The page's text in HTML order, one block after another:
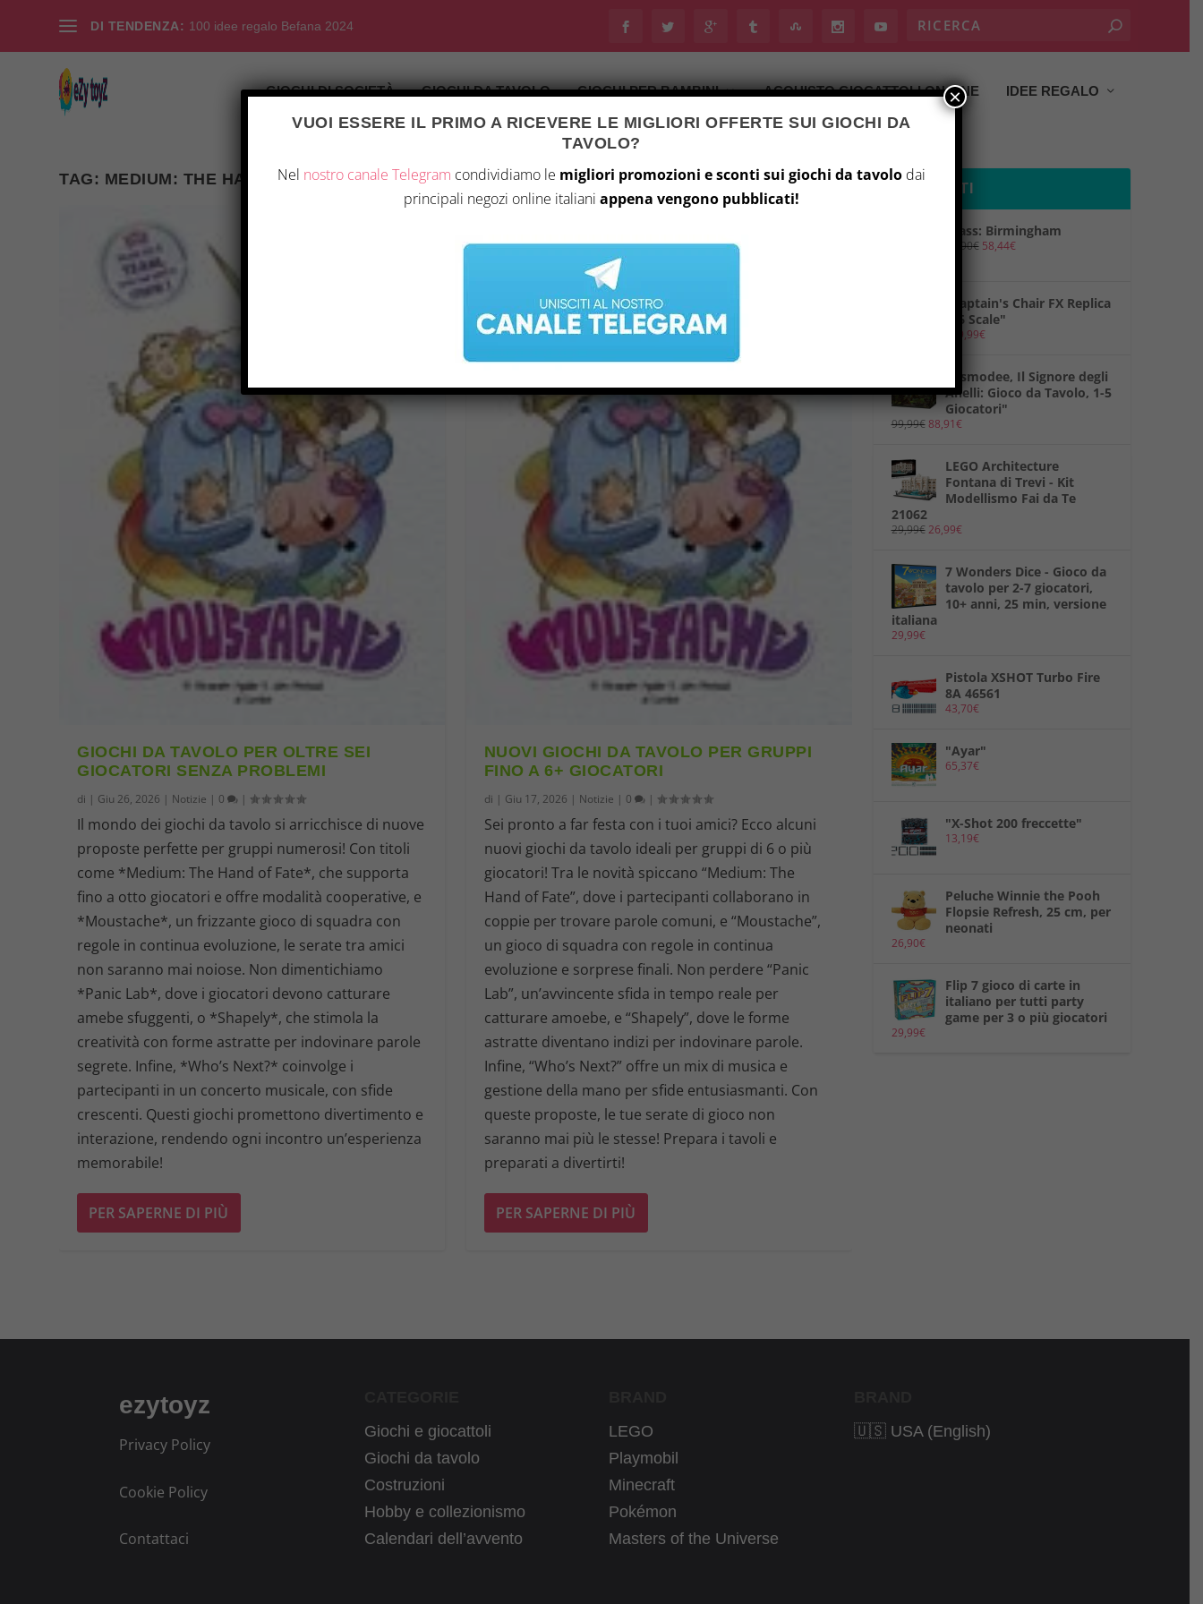
DI TENDENZA: 100 idee regalo Befana 2024
GIOCHI DI SOCIETÀ GIOCHI DA TAVOLO GIOCHI PER BAMBINI ACQUISTO GIOCATTOLI ON LINE IDEE REGALO
TAG: MEDIUM: THE HAND OF FATE
GIOCHI DA TAVOLO PER OLTRE SEI
GIOCATORI SENZA PROBLEMI
di | Giu 26, 2026 | Notizie | 0 |
Il mondo dei giochi da tavolo si arricchisce di nuove
proposte perfette per gruppi numerosi! Con titoli
come *Medium: The Hand of Fate*, che supporta
fino a otto giocatori e offre modalità cooperative, e
*Moustache*, un frizzante gioco di squadra con
regole in continua evoluzione, le serate tra amici
non saranno mai noiose. Non dimentichiamo
*Panic Lab*, dove i giocatori devono catturare
amebe sfuggenti, o *Shapely*, che stimola la
creatività con forme astratte per indovinare parole
segrete. Infine, *Who’s Next?* coinvolge i
partecipanti in un concerto musicale, con sfide
crescenti. Questi giochi promettono divertimento e
interazione, rendendo ogni incontro un’esperienza
memorabile!
PER SAPERNE DI PIÙ
NUOVI GIOCHI DA TAVOLO PER GRUPPI
FINO A 6+ GIOCATORI
di | Giu 17, 2026 | Notizie | 0 |
Sei pronto a far festa con i tuoi amici? Ecco alcuni
nuovi giochi da tavolo ideali per gruppi di 6 o più
giocatori! Tra le novità spiccano “Medium: The
Hand of Fate”, dove i partecipanti collaborano in
coppie per trovare parole comuni, e “Moustache”,
un gioco di squadra con regole in continua
evoluzione e sorprese finali. Non perdere “Panic
Lab”, un’avvincente sfida in tempo reale per
catturare amoebe, e “Shapely”, dove le forme
astratte diventano indizi per indovinare parole.
Infine, “Who’s Next?” offre un mix di musica e
gestione della mano per sfide entusiasmanti. Con
queste proposte, le tue serate di gioco non
saranno mai più le stesse! Prepara i tavoli e
preparati a divertirti!
PER SAPERNE DI PIÙ
PRODOTTI
Brass: Birmingham
69,90€ 58,44€
"Captain's Chair FX Replica
1/6 Scale"
149,99€
"Asmodee, Il Signore degli
Anelli: Gioco da Tavolo, 1-5
Giocatori"
99,99€ 88,91€
LEGO Architecture
Fontana di Trevi - Kit
Modellismo Fai da Te
21062
29,99€ 26,99€
7 Wonders Dice - Gioco da
tavolo per 2-7 giocatori,
10+ anni, 25 min, versione
italiana
29,99€
Pistola XSHOT Turbo Fire
8A 46561
43,70€
"Ayar"
65,37€
"X-Shot 200 freccette"
13,19€
Peluche Winnie the Pooh
Flopsie Refresh, 25 cm, per
neonati
26,90€
Flip 7 gioco di carte in
italiano per tutti party
game per 3 o più giocatori
29,99€
ezytoyz
Privacy Policy
Cookie Policy
Contattaci
Giochi e giocattoli
Giochi da tavolo
Costruzioni
Hobby e collezionismo
Calendari dell’avvento
LEGO
Playmobil
Minecraft
Pokémon
Masters of the Universe
🇺🇸 USA (English)
VUOI ESSERE IL PRIMO A RICEVERE LE MIGLIORI OFFERTE SUI GIOCHI DA
TAVOLO?
Nel nostro canale Telegram condividiamo le migliori promozioni e sconti sui giochi da tavolodai
principali negozi online italiani appena vengono pubblicati!
×